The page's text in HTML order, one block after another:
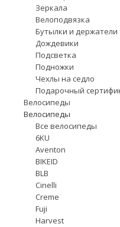
Зеркала
Велоподвязка
Бутылки и держатели
Дождевики
Подсветка
Подножки
Чехлы на седло
Подарочный
Велосипеды
Велосипеды
Все велосипеды
6KU
Aventon
BIKEID
BLB
Cinelli
Creme
Fuji
Harvest